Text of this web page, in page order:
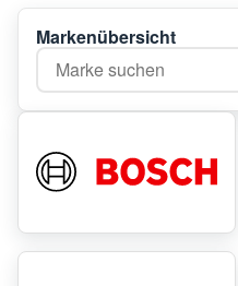
Markenübersicht
Marke suchen